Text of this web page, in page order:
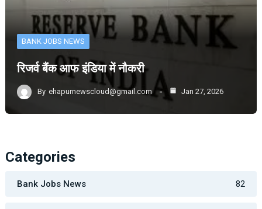
BANK JOBS NEWS
रिजर्व बैंक आफ इंडिया में नौकरी
By ehapurnewscloud@gmail.com Jan 27, 2026
Categories
Bank Jobs News 82